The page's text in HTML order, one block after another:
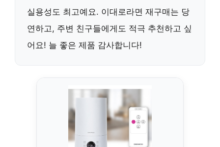
실용성도 최고예요. 이대로라면 재구매는 당
연하고, 주변 친구들에게도 적극 추천하고 싶
어요! 늘 좋은 제품 감사합니다!